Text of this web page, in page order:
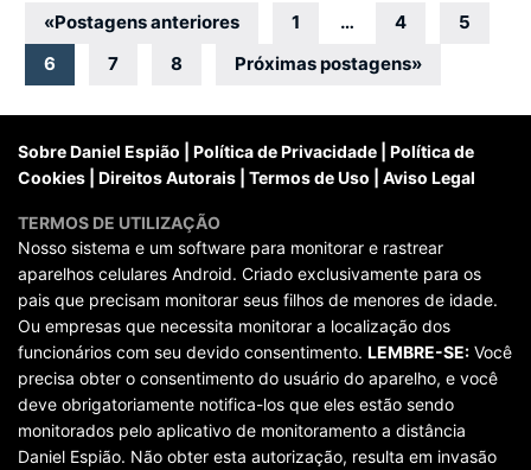
Navegação
por
posts
«Postagens anteriores 1 … 4
5
6
7 8 Próximas postagens»
Sobre Daniel Espião Política de Privacidade
Política de
Cookies
Direitos Autorais Termos de Uso Aviso Legal
TERMOS DE UTILIZAÇÃO
Nosso sistema e um software para monitorar e rastrear
aparelhos celulares Android. Criado exclusivamente para os
pais que precisam monitorar seus filhos de menores de idade.
Ou empresas que necessita monitorar a localização dos
funcionários com seu devido consentimento. LEMBRE-SE: Você
precisa obter o consentimento do usuário do aparelho, e você
deve obrigatoriamente notifica-los que eles estão sendo
monitorados pelo aplicativo de monitoramento a distância
Daniel Espião. Não obter esta autorização, resulta em invasão